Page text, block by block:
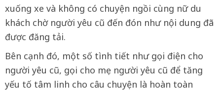
xuống xe và không có chuyện ngồi cùng nữ du
khách chờ người yêu cũ đến đón như nội dung đã
được đăng tải.
Bên cạnh đó, một số tình tiết như gọi điện cho
người yêu cũ, gọi cho mẹ người yêu cũ để tăng
yếu tố tâm linh cho câu chuyện là hoàn toàn